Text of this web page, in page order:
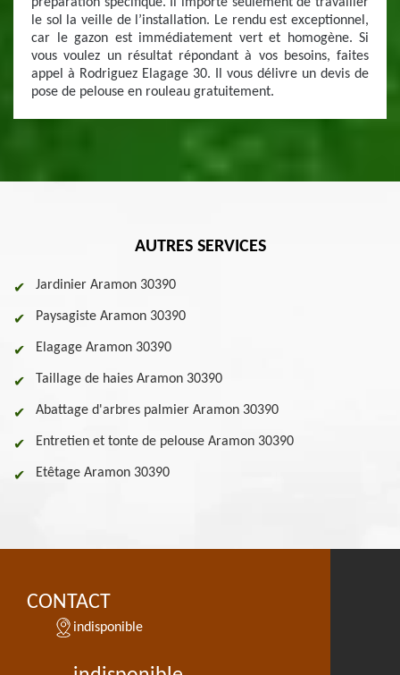
le sol la veille de l’installation. Le rendu est exceptionnel,
car le gazon est immédiatement vert et homogène. Si
vous voulez un résultat répondant à vos besoins, faites
appel à Rodriguez Elagage 30. Il vous délivre un devis de
pose de pelouse en rouleau gratuitement.
AUTRES SERVICES
Jardinier Aramon 30390
Paysagiste Aramon 30390
Elagage Aramon 30390
Taillage de haies Aramon 30390
Abattage d'arbres palmier Aramon 30390
Entretien et tonte de pelouse Aramon 30390
Etêtage Aramon 30390
CONTACT
indisponible